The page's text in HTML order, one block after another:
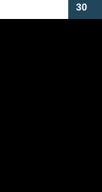
30